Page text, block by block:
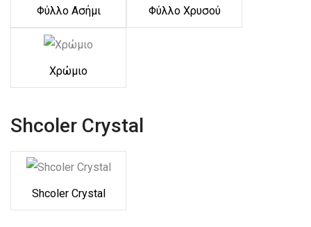
Φύλλο Ασήμι Φύλλο Χρυσού
Χρώμιο
Shcoler Crystal
Shcoler Crystal